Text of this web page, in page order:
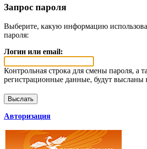
Запрос пароля
Выберите, какую информацию
пароля:
Логин или email:
Контрольная строка для смены пароля, а
регистрационные данные, будут высланы
Авторизация